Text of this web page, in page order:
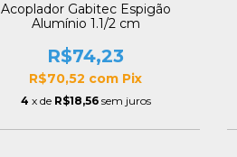
Acoplador Gabitec Espigão
Alumínio 1.1/2 cm
R$74,23
R$70,52 com Pix
4 x de R$18,56 sem juros